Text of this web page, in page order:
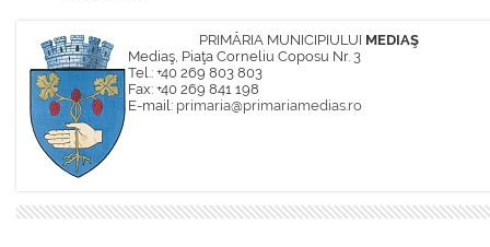
PRIMĂRIA MUNICIPIULUI MEDIAŞ
Mediaş, Piaţa Corneliu Coposu Nr. 3
Tel.: +40 269 803 803
Fax: +40 269 841 198
E-mail: primaria@primariamedias.ro